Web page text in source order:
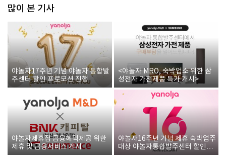
많이 본 기사
야놀자17주년 기념 야놀자 통합발
주센터 할인 프로모션 진행
<야놀자 MRO, 숙박업소 위한 삼
성전자 가전제품 특가 개시>
야놀자제휴점 금융혜택제공 위한
제휴 및 금융서비스 게시
야놀자16주년 기념 제휴 숙박업주
대상 야놀자통합발주센터 할인쿠
폰 증정